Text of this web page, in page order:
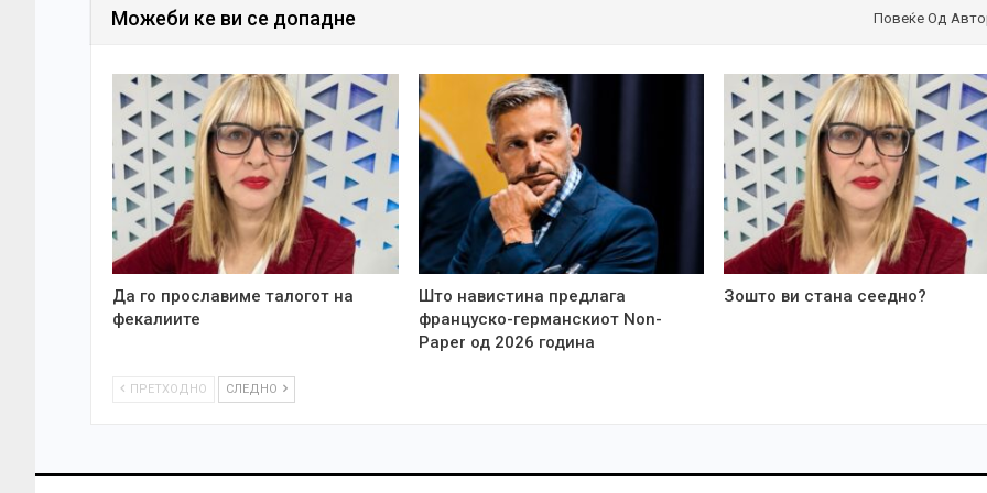
Можеби ке ви се допадне Повеќе Од
Да го прославиме талогот на
фекалиите
Што навистина предлага
француско-германскиот Non-
Paper од 2026 година
Зошто ви стана сеедно?
ПРЕТХОДНО СЛЕДНО